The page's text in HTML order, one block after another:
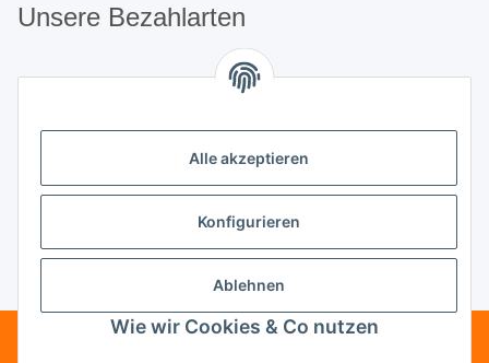
Unsere Bezahlarten
Unsere Partner
Unternehmen
Vertrag widerrufen
Alle akzeptieren
Konfigurieren
Ablehnen
Wie wir Cookies & Co nutzen